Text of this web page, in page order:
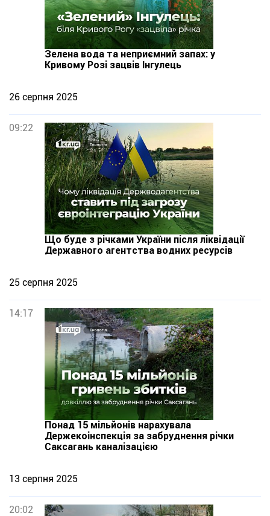
Зелена вода та неприємний запах: у
Кривому Розі зацвів Інгулець
26 серпня 2025
09:22
Що буде з річками України після ліквідації
Державного агентства водних ресурсів
25 серпня 2025
14:17
Понад 15 мільйонів нарахувала
Держекоінспекція за забруднення річки
Саксагань каналізацією
13 серпня 2025
20:02